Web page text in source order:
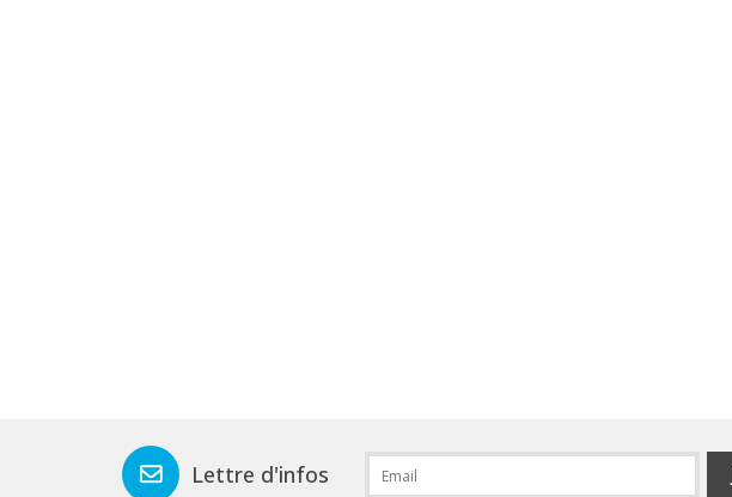
Lettre d'infos